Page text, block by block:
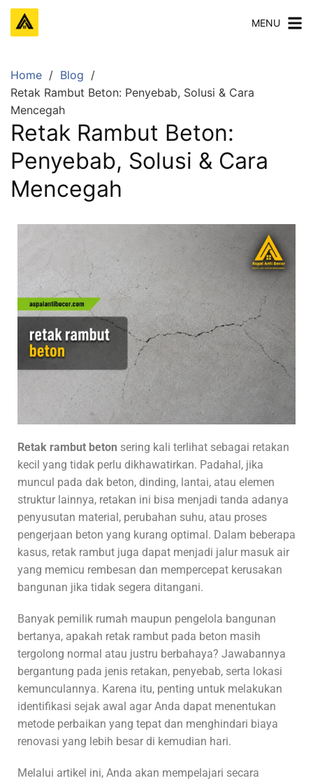
MENU
Home
Blog
Retak Rambut Beton: Penyebab, Solusi & Cara
Mencegah
Retak Rambut Beton:
Penyebab, Solusi & Cara
Mencegah
Retak rambut beton sering kali terlihat sebagai retakan
kecil yang tidak perlu dikhawatirkan. Padahal, jika
muncul pada dak beton, dinding, lantai, atau elemen
struktur lainnya, retakan ini bisa menjadi tanda adanya
penyusutan material, perubahan suhu, atau proses
pengerjaan beton yang kurang optimal. Dalam beberapa
kasus, retak rambut juga dapat menjadi jalur masuk air
yang memicu rembesan dan mempercepat kerusakan
bangunan jika tidak segera ditangani.
Banyak pemilik rumah maupun pengelola bangunan
bertanya, apakah retak rambut pada beton masih
tergolong normal atau justru berbahaya? Jawabannya
bergantung pada jenis retakan, penyebab, serta lokasi
kemunculannya. Karena itu, penting untuk melakukan
identifikasi sejak awal agar Anda dapat menentukan
metode perbaikan yang tepat dan menghindari biaya
renovasi yang lebih besar di kemudian hari.
Melalui artikel ini, Anda akan mempelajari secara